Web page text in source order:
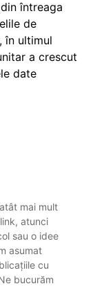
întreaga
de
în ultimul
a crescut
date
mai mult
atunci
sau o idee
asumat
cu
bucurăm